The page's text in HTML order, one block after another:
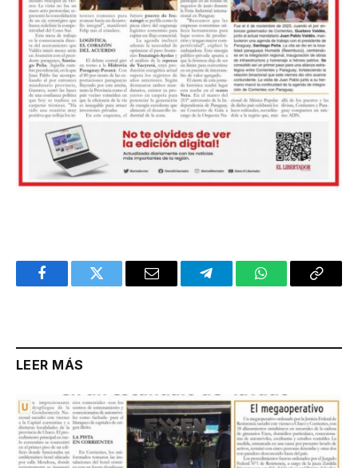
FacebookTwitter Email TelegramWhatsAppCopy
LEER MÁS